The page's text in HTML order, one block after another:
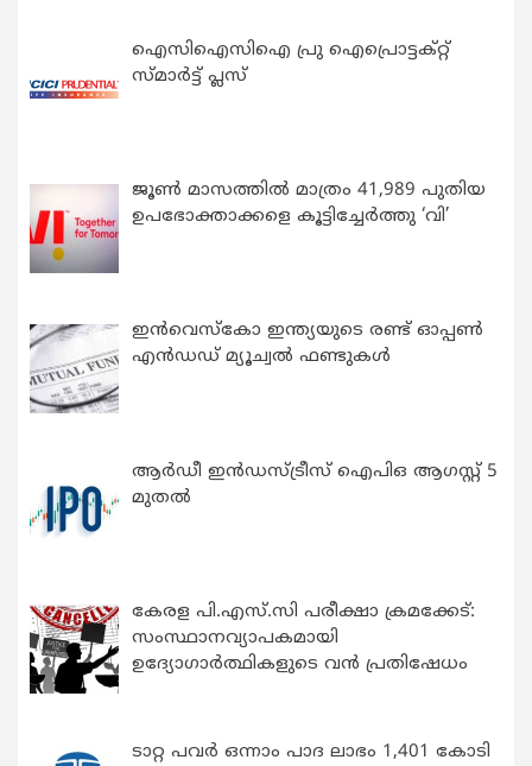
ഐസിഐസിഐ പ്രു ഐപ്രൊട്ടക്റ്റ്
സ്മാർട്ട് പ്ലസ്
ജൂൺ മാസത്തിൽ മാത്രം 41,989 പുതിയ
ഉപഭോക്താക്കളെ കൂട്ടിച്ചേർത്തു ‘വി’
ഇന്‍വെസ്കോ ഇന്ത്യയുടെ രണ്ട് ഓപ്പണ്‍
എന്‍ഡഡ് മ്യൂച്വല്‍ ഫണ്ടുകള്‍
ആർഡീ ഇൻഡസ്ട്രീസ് ഐപിഒ ആഗസ്റ്റ് 5
മുതൽ
കേരള പി.എസ്.സി പരീക്ഷാ ക്രമക്കേട്:
സംസ്ഥാനവ്യാപകമായി
ഉദ്യോഗാര്‍ത്ഥികളുടെ വന്‍ പ്രതിഷേധം
ടാറ്റ പവർ ഒന്നാം പാദ ലാഭം 1,401 കോടി